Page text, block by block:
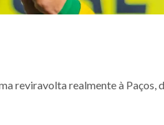
reviravolta realmente à Paços,